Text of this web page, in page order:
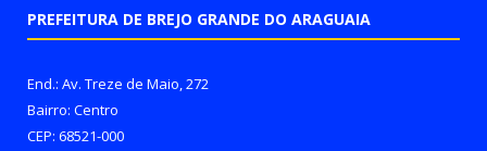
PREFEITURA DE BREJO GRANDE DO ARAGUAIA
End.: Av. Treze de Maio, 272
Bairro: Centro
CEP: 68521-000